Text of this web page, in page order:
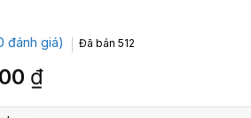
đánh giá) Đã bán512
₫